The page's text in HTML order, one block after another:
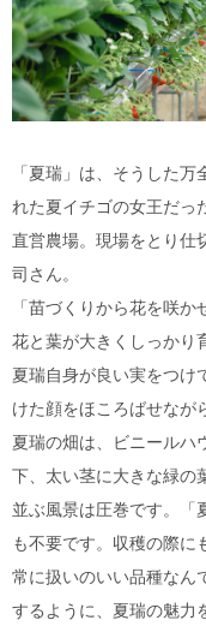
「夏瑞」は、そうした
れた夏イチゴの女王だっ
直営農場。現場をとり仕
司さん。
「苗づくりから花を咲か
花と葉が大きくしっかり
夏瑞自身が良い実をつけ
けた顔をほころばせなが
夏瑞の畑は、ビニールハ
下、太い茎に大きな緑の
並ぶ風景は圧巻です。「
も不要です。収穫の際に
常に扱いのいい品種なん
するように、夏瑞の魅力